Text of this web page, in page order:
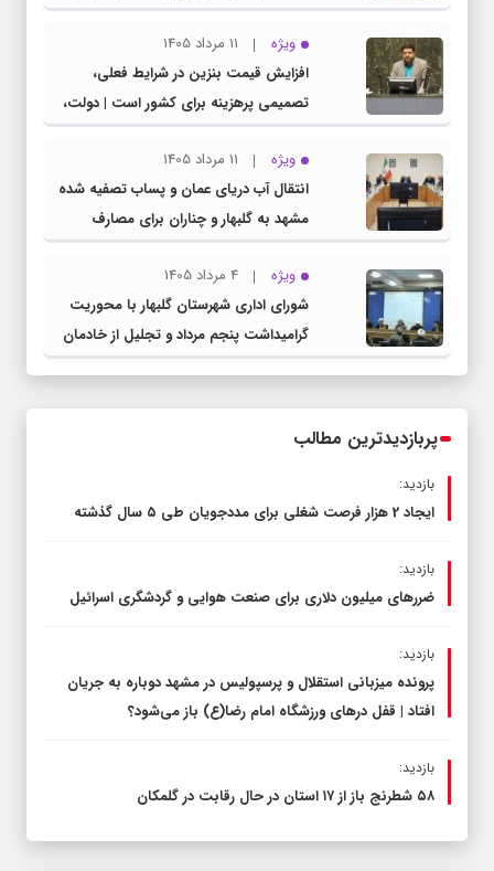
شهرستان چناران
ویژه
11 مرداد 1405
افزایش قیمت بنزین در شرایط فعلی،
تصمیمی پرهزینه برای کشور است | دولت،
قاچاق سوخت و عوامل اصلی ناترازی را
محدود کند، نه سفره مردم
ویژه
11 مرداد 1405
انتقال آب دریای عمان و پساب تصفیه شده
مشهد به گلبهار و چناران برای مصارف
صنعتی و کشاورزی | لزوم تسریع در اجرای
پروژه‌های قطار و آزادراه مشهد- گلبهار-
چناران
ویژه
4 مرداد 1405
شورای اداری شهرستان گلبهار با محوریت
گرامیداشت پنجم مرداد و تجلیل از خادمان
عرصه نماز برگزار شد
پربازدیدترین مطالب
بازدید:
ایجاد 2 هزار فرصت شغلی برای مددجویان طی ۵ سال گذشته
بازدید:
ضررهای میلیون دلاری برای صنعت هوایی و گردشگری اسرائیل
بازدید:
پرونده میزبانی استقلال و پرسپولیس در مشهد دوباره به جریان
افتاد | قفل در‌های ورزشگاه امام رضا(ع) باز می‌شود؟
بازدید:
۵۸ شطرنج‌ باز از ۱۷ استان در حال رقابت در گلمکان